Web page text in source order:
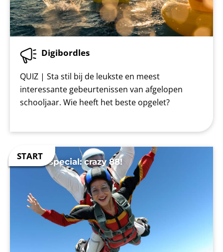
Digibordles
QUIZ | Sta stil bij de leukste en meest
interessante gebeurtenissen van afgelopen
schooljaar. Wie heeft het beste opgelet?
Zomerspecial: crazy 88!